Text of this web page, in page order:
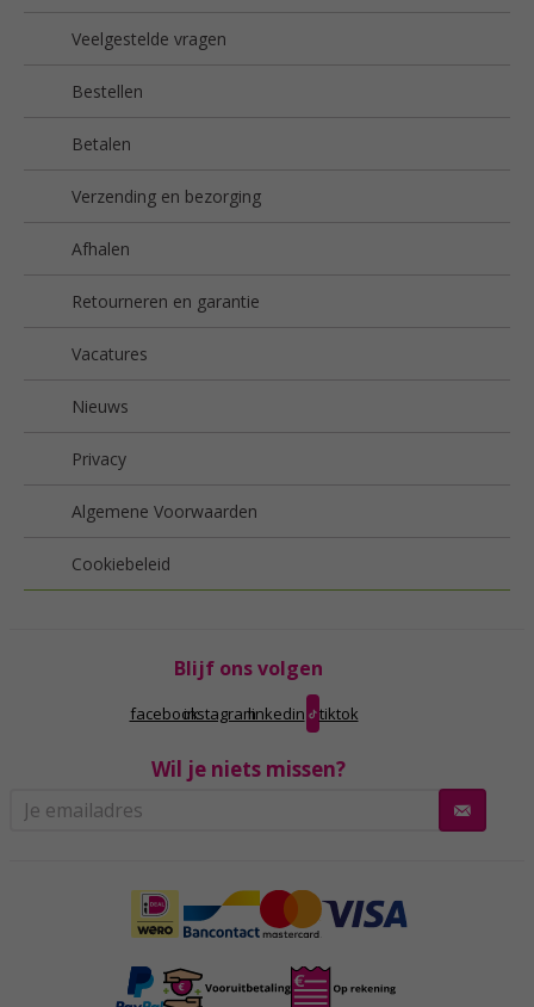
Veelgestelde vragen
Bestellen
Betalen
Verzending en bezorging
Afhalen
Retourneren en garantie
Vacatures
Nieuws
Privacy
Algemene Voorwaarden
Cookiebeleid
Blijf ons volgen
facebookinstagramlinkedin tiktok
Wil je niets missen?